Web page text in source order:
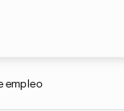
empleo